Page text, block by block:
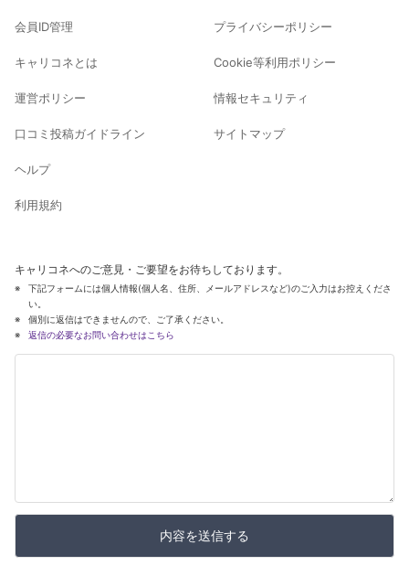
会員ID管理
キャリコネとは
運営ポリシー
口コミ投稿ガイドライン
ヘルプ
利用規約
プライバシーポリシー
Cookie等利用ポリシー
情報セキュリティ
サイトマップ
キャリコネへのご意見・ご要望をお待ちしております。
下記フォームには個人情報(個人名、住所、メールアドレスなど)のご入力はお控えくださ
い。
個別に返信はできませんので、ご了承ください。
返信の必要なお問い合わせはこちら
内容を送信する